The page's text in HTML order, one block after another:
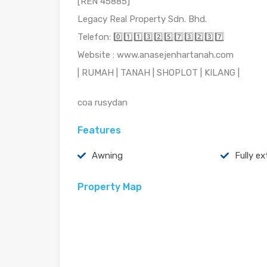
Legacy Real Property Sdn. Bhd.
Telefon: 0️⃣1️⃣1️⃣3️⃣2️⃣5️⃣7️⃣3️⃣2️⃣3️⃣7️⃣
Website : www.anasejenhartanah.com
| RUMAH | TANAH | SHOPLOT | KILANG |
coa rusydan
Features
Awning Fully
Property Map